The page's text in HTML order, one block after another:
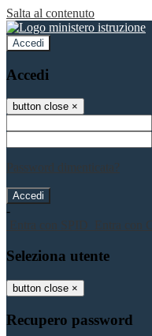
Salta al contenuto
Accedi
Accedi
button close ×
Password dimenticata?
-
Entra con SPID
Entra con
Seleziona utente
button close ×
Recupero password